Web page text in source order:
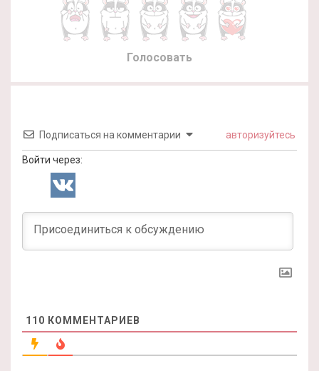
Голосовать
Подписаться на комментарии авторизуйтесь
Войти через:
110 КОММЕНТАРИЕВ